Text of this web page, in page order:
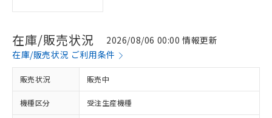
在庫/販売状況
2026/08/06 00:00 情報更新
在庫/販売状況 ご利用条件
販売状況 販売中
機種区分 受注生産機種